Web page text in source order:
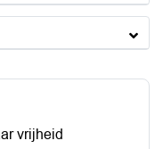
vrijheid